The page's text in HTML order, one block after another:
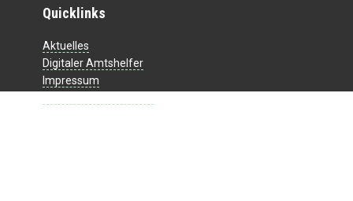
Quicklinks
Aktuelles
Digitaler Amtshelfer
Impressum